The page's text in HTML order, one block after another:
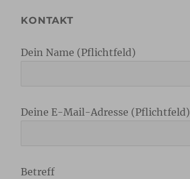
KONTAKT
Dein Name (Pflichtfeld)
Deine E-Mail-Adresse (Pflichtfeld)
Betreff